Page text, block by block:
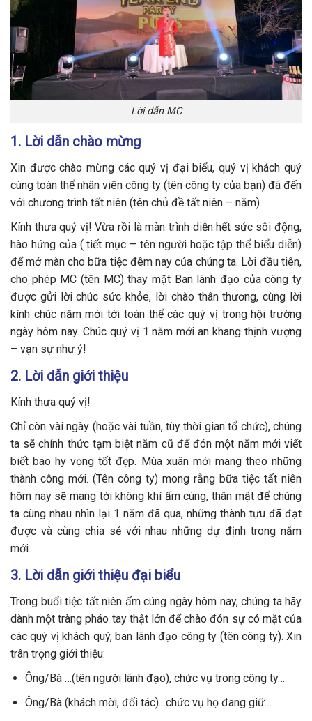
Lời dẫn MC
1. Lời dẫn chào mừng
Xin được chào mừng các quý vị đại biểu, quý vị khách quý
cùng toàn thể nhân viên công ty (tên công ty của bạn) đã đến
với chương trình tất niên (tên chủ đề tất niên – năm)
Kính thưa quý vị! Vừa rồi là màn trình diễn hết sức sôi động,
hào hứng của ( tiết mục – tên người hoặc tập thể biểu diễn)
để mở màn cho bữa tiệc đêm nay của chúng ta. Lời đầu tiên,
cho phép MC (tên MC) thay mặt Ban lãnh đạo của công ty
được gửi lời chúc sức khỏe, lời chào thân thương, cùng lời
kính chúc năm mới tới toàn thể các quý vị trong hội trường
ngày hôm nay. Chúc quý vị 1 năm mới an khang thịnh vượng
– vạn sự như ý!
2. Lời dẫn giới thiệu
Kính thưa quý vị!
Chỉ còn vài ngày (hoặc vài tuần, tùy thời gian tổ chức), chúng
ta sẽ chính thức tạm biệt năm cũ để đón một năm mới viết
biết bao hy vọng tốt đẹp. Mùa xuân mới mang theo những
thành công mới. (Tên công ty) mong rằng bữa tiệc tất niên
hôm nay sẽ mang tới không khí ấm cúng, thân mật để chúng
ta cùng nhau nhìn lại 1 năm đã qua, những thành tựu đã đạt
được và cùng chia sẻ với nhau những dự định trong năm
mới.
3. Lời dẫn giới thiệu đại biểu
Trong buổi tiệc tất niên ấm cúng ngày hôm nay, chúng ta hãy
dành một tràng pháo tay thật lớn để chào đón sự có mặt của
các quý vị khách quý, ban lãnh đạo công ty (tên công ty). Xin
trân trọng giới thiệu:
Ông/Bà …(tên người lãnh đạo), chức vụ trong công ty…
Ông/Bà (khách mời, đối tác)…chức vụ họ đang giữ…